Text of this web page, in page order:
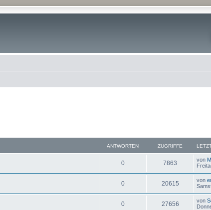
ANTWORTEN ZUGRIFFE
0 7863 von
0 20615 von
0 27656 von